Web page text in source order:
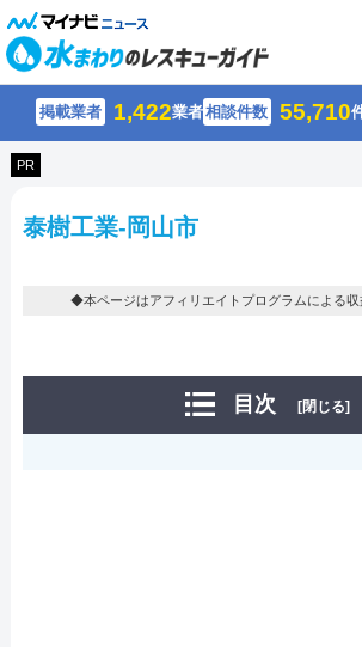
掲載業者 1,422業者相談件数 55,710
PR
泰樹工業-岡山市
◆本ページはアフィリエイトプログラムによる収
目次 [閉じる]